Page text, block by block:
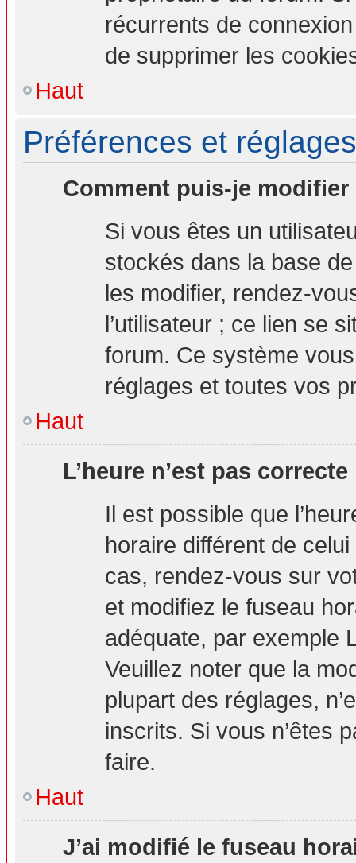
récurrents de
de supprimer les
Haut
Préférences et
Comment puis-je modifier
Si vous êtes un
stockés dans la base
les modifier, rendez-
l’utilisateur ; ce lien se
forum. Ce système
réglages et toutes vos
Haut
L’heure n’est pas correcte
Il est possible que
horaire différent de
cas, rendez-vous sur
et modifiez le fuseau
adéquate, par exemple
Veuillez noter que la
plupart des réglages,
inscrits. Si vous n’êtes
faire.
Haut
J’ai modifié le fuseau